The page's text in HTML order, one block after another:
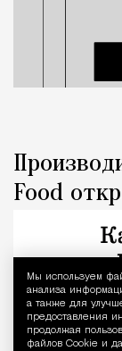
Мы используем
анализа
а также для
предоставления
продолжая
файлов Cookie и
Food